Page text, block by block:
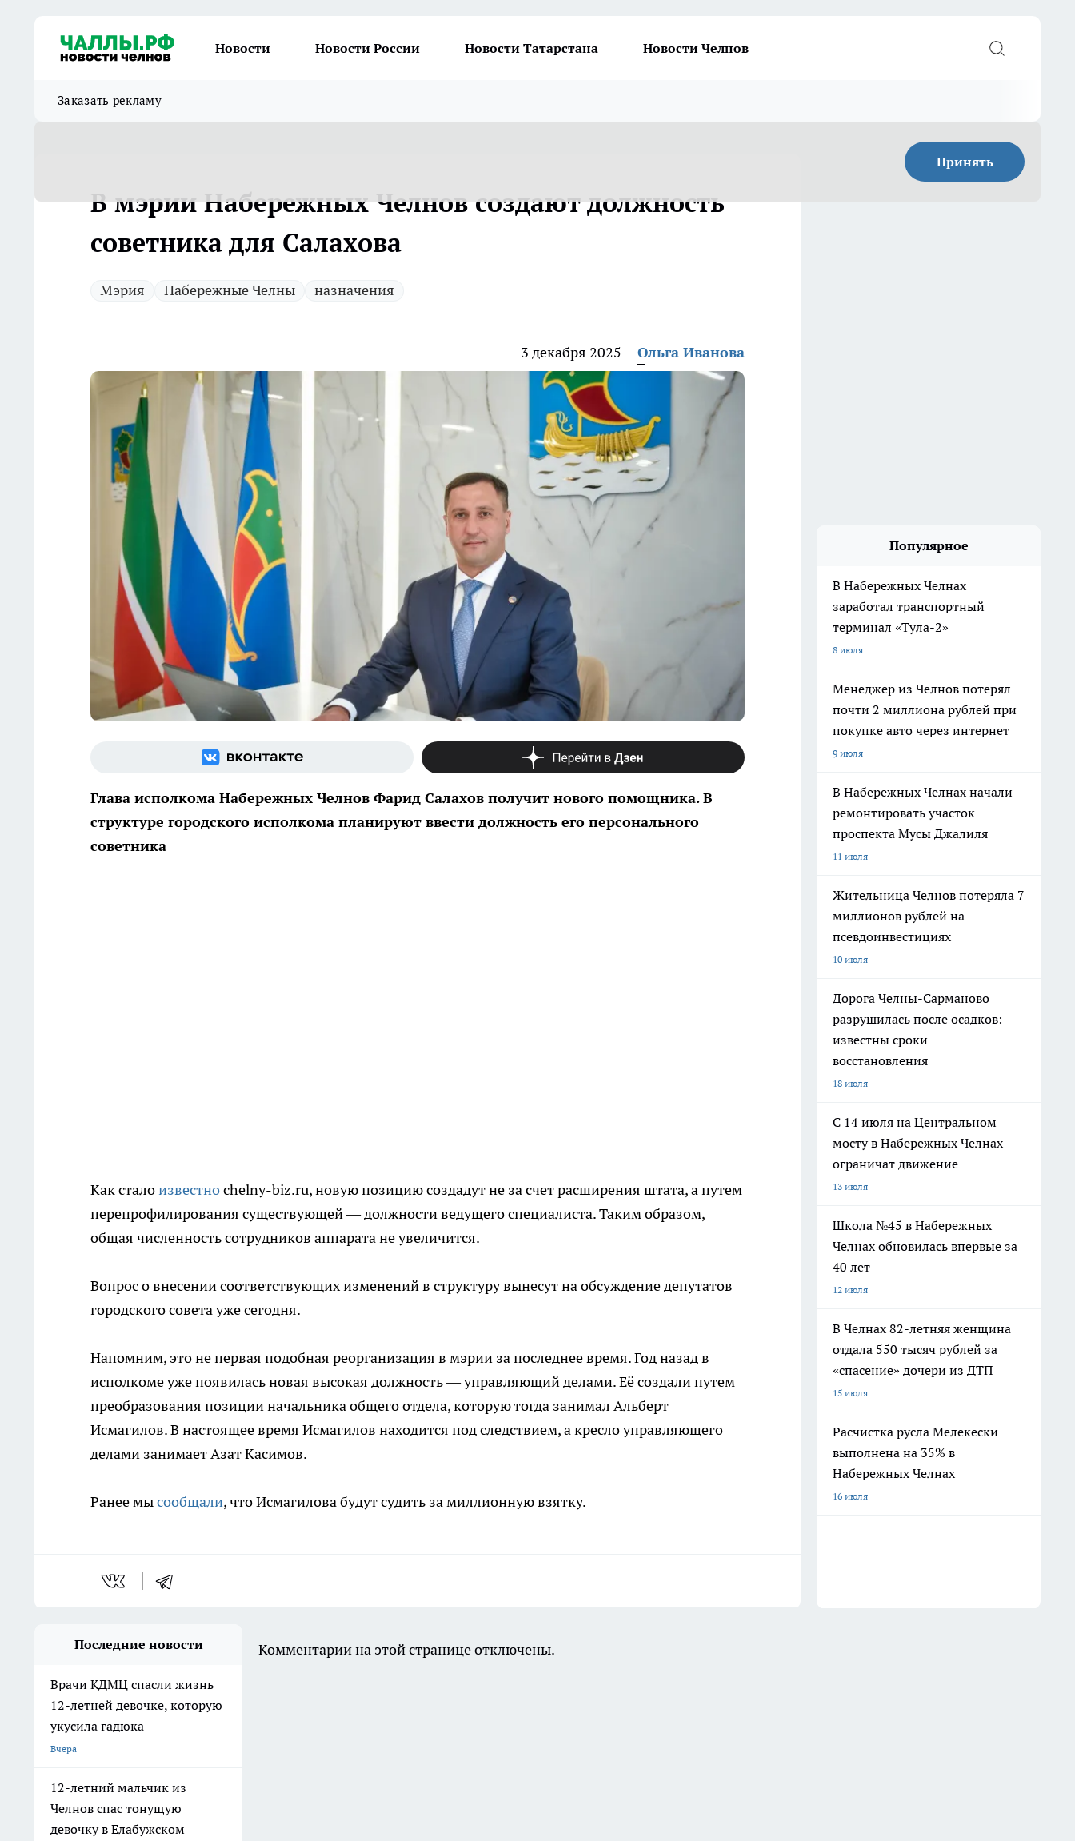
Новости Новости России Новости Татарстана Новости Челнов
Заказать рекламу
Принять
В мэрии Набережных Челнов создают должность
советника для Салахова
Мэрия Набережные Челны назначения
3 декабря 2025 Ольга Иванова
Глава исполкома Набережных Челнов Фарид Салахов получит нового помощника. В
структуре городского исполкома планируют ввести должность его персонального
советника
Как сталоизвестноchelny-biz.ru, новую позицию создадут не за счет расширения штата, а путем
перепрофилирования существующей — должности ведущего специалиста. Таким образом,
общая численность сотрудников аппарата не увеличится.
Вопрос о внесении соответствующих изменений в структуру вынесут на обсуждение депутатов
городского совета уже сегодня.
Напомним, это не первая подобная реорганизация в мэрии за последнее время. Год назад в
исполкоме уже появилась новая высокая должность — управляющий делами. Её создали путем
преобразования позиции начальника общего отдела, которую тогда занимал Альберт
Исмагилов. В настоящее время Исмагилов находится под следствием, а кресло управляющего
делами занимает Азат Касимов.
Ранее мысообщали, что Исмагилова будут судить за миллионную взятку.
Популярное
В Набережных Челнах
заработал транспортный
терминал «Тула-2»
8 июля
Менеджер из Челнов потерял
почти 2 миллиона рублей при
покупке авто через интернет
9 июля
В Набережных Челнах начали
ремонтировать участок
проспекта Мусы Джалиля
11 июля
Жительница Челнов потеряла 7
миллионов рублей на
псевдоинвестициях
10 июля
Дорога Челны-Сарманово
разрушилась после осадков:
известны сроки
восстановления
18 июля
С 14 июля на Центральном
мосту в Набережных Челнах
ограничат движение
13 июля
Школа №45 в Набережных
Челнах обновилась впервые за
40 лет
12 июля
В Челнах 82-летняя женщина
отдала 550 тысяч рублей за
«спасение» дочери из ДТП
15 июля
Расчистка русла Мелекески
выполнена на 35% в
Набережных Челнах
16 июля
Последние новости
Врачи КДМЦ спасли жизнь
12-летней девочке, которую
укусила гадюка
Вчера
12-летний мальчик из
Челнов спас тонущую
девочку в Елабужском
Комментарии на этой странице отключены.